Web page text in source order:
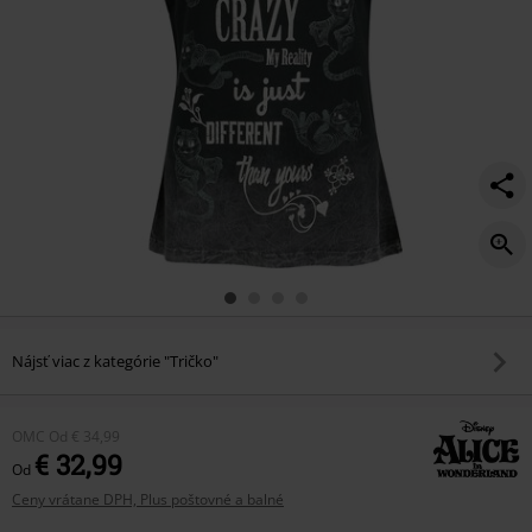
Nájsť viac z kategórie "Tričko"
OMC Od € 34,99
Od € 32,99
Ceny vrátane DPH, Plus poštovné a balné